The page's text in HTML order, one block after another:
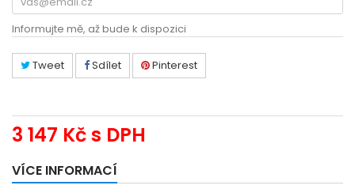
Informujte mě, až bude k dispozici
Tweet Sdílet Pinterest
3 147 Kčs DPH
VÍCE INFORMACÍ